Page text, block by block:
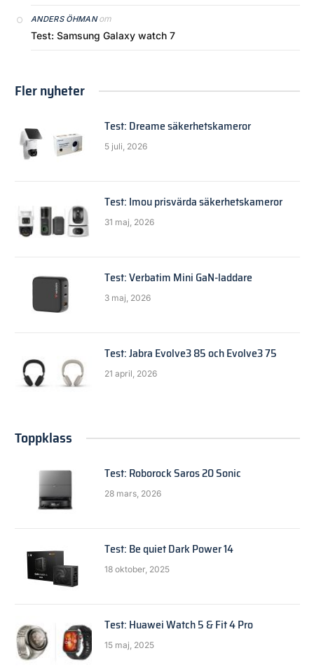
ANDERS ÖHMANom
Test: Samsung Galaxy watch 7
Fler nyheter
Test: Dreame säkerhetskameror
5 juli, 2026
Test: Imou prisvärda säkerhetskameror
31 maj, 2026
Test: Verbatim Mini GaN-laddare
3 maj, 2026
Test: Jabra Evolve3 85 och Evolve3 75
21 april, 2026
Toppklass
Test: Roborock Saros 20 Sonic
28 mars, 2026
Test: Be quiet Dark Power 14
18 oktober, 2025
Test: Huawei Watch 5 & Fit 4 Pro
15 maj, 2025